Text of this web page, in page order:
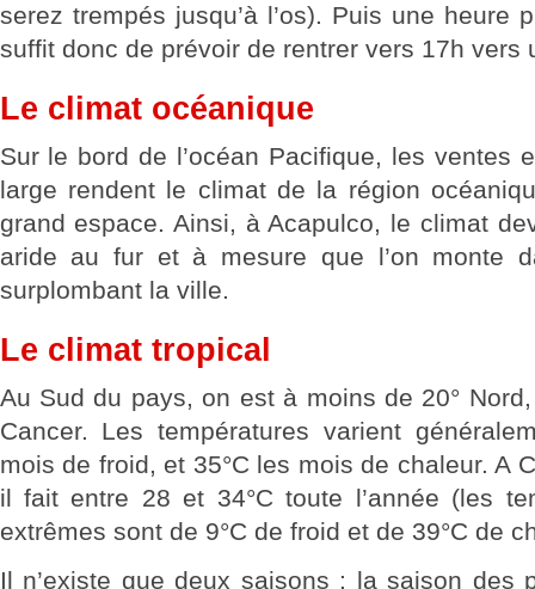
serez trempés jusqu’à l’os). Puis une heure
suffit donc de prévoir de rentrer vers 17h vers
Le climat océanique
Sur le bord de l’océan Pacifique, les ventes
large rendent le climat de la région
grand espace. Ainsi, à Acapulco, le climat
aride au fur et à mesure que l’on monte
surplombant la ville.
Le climat tropical
Au Sud du pays, on est à moins de 20°
Cancer. Les températures varient
mois de froid, et 35°C les mois de chaleur. A
il fait entre 28 et 34°C toute l’année (les
extrêmes sont de 9°C de froid et de 39°C de
Il n’existe que deux saisons : la saison des